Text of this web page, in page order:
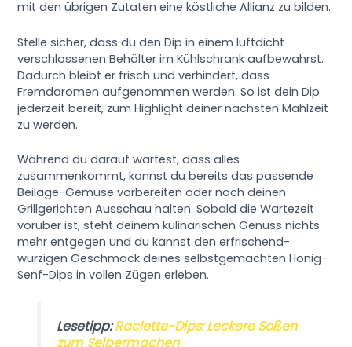
mit den übrigen Zutaten eine köstliche Allianz zu bilden.
Stelle sicher, dass du den Dip in einem luftdicht
verschlossenen Behälter im Kühlschrank aufbewahrst.
Dadurch bleibt er frisch und verhindert, dass
Fremdaromen aufgenommen werden. So ist dein Dip
jederzeit bereit, zum Highlight deiner nächsten Mahlzeit
zu werden.
Während du darauf wartest, dass alles
zusammenkommt, kannst du bereits das passende
Beilage-Gemüse vorbereiten oder nach deinen
Grillgerichten Ausschau halten. Sobald die Wartezeit
vorüber ist, steht deinem kulinarischen Genuss nichts
mehr entgegen und du kannst den erfrischend-
würzigen Geschmack deines selbstgemachten Honig-
Senf-Dips in vollen Zügen erleben.
Lesetipp:Raclette-Dips: Leckere Soßen
zum Selbermachen